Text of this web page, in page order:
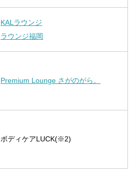
KALラウンジ
ラウンジ福岡
Premium Lounge さがのがら。
ボディケアLUCK(※2)